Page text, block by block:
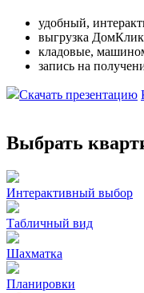
удобный,
выгрузка
кладовые,
запись на
Скачать презентацию
Выбрать
Интерактивный выбор
Табличный вид
Шахматка
Планировки